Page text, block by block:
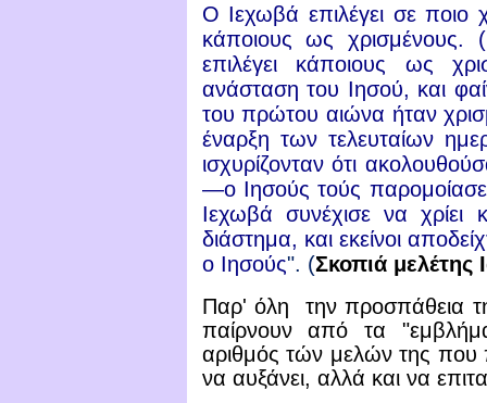
Ο Ιεχωβά επιλέγει σε ποιο
κάποιους ως χρισμένους.
(
επιλέγει κάποιους ως
ανάσταση του Ιησού, και
του πρώτου αιώνα ήταν
έναρξη των τελευταίων
ισχυρίζονταν ότι
—ο Ιησούς τούς
Ιεχωβά συνέχισε να
διάστημα, και εκείνοι
ο Ιησούς". (Σκοπιά μελέτης
Παρ' όλη την προσπάθεια
παίρνουν από τα
αριθμός τών μελών της που
να αυξάνει, αλλά και να